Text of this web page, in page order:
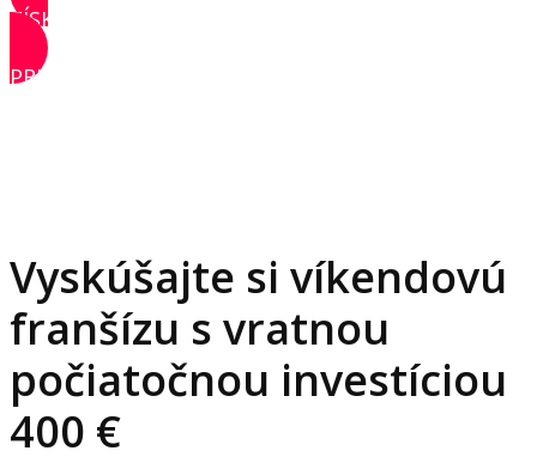
ZÍSKAŤ PRÍSTUP
PRIHLÁSIŤ SA
Vyskúšajte si víkendovú
franšízu s vratnou
počiatočnou investíciou
400 €